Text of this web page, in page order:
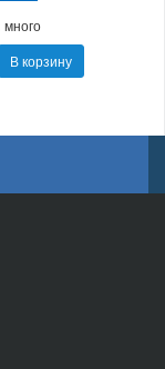
много
В корзину